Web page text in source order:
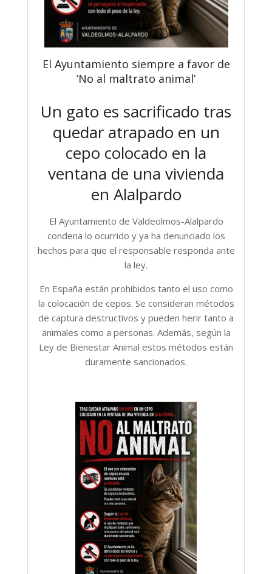
El Ayuntamiento siempre a favor de
‘No al maltrato animal’
Un gato es sacrificado tras
quedar atrapado en un
cepo colocado en la
ventana de una vivienda
en Alalpardo
El Ayuntamiento de Valdeolmos-Alalpardo
condena lo ocurrido y ya ha denunciado los
hechos para que el responsable responda ante
la ley.
En España están prohibidos tanto el uso como
la colocación de cepos. Se consideran métodos
de captura destructivos y pueden herir tanto a
animales como a personas. Además, según la
Ley de Bienestar Animal estos métodos están
duramente sancionados.